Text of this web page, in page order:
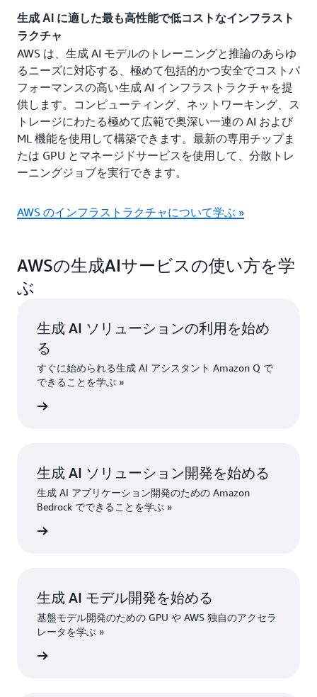
生成 AI に適した最も高性能で低コストなインフラスト
ラクチャ
AWS は、生成 AI モデルのトレーニングと推論のあらゆ
るニーズに対応する、極めて包括的かつ安全でコストパ
フォーマンスの高い生成 AI インフラストラクチャを提
供します。コンピューティング、ネットワーキング、ス
トレージにわたる極めて広範で奥深い一連の AI および
ML 機能を使用して構築できます。最新の専用チップま
たは GPU とマネージドサービスを使用して、分散トレ
ーニングジョブを実行できます。
AWS のインフラストラクチャについて学ぶ »
AWSの生成AIサービスの使い方を学
ぶ
生成 AI ソリューションの利用を始め
る
すぐに始められる生成 AI アシスタント Amazon Q で
できることを学ぶ »
生成 AI ソリューション開発を始める
生成 AI アプリケーション開発のための Amazon
Bedrock でできることを学ぶ »
生成 AI モデル開発を始める
基盤モデル開発のための GPU や AWS 独自のアクセラ
レータを学ぶ »